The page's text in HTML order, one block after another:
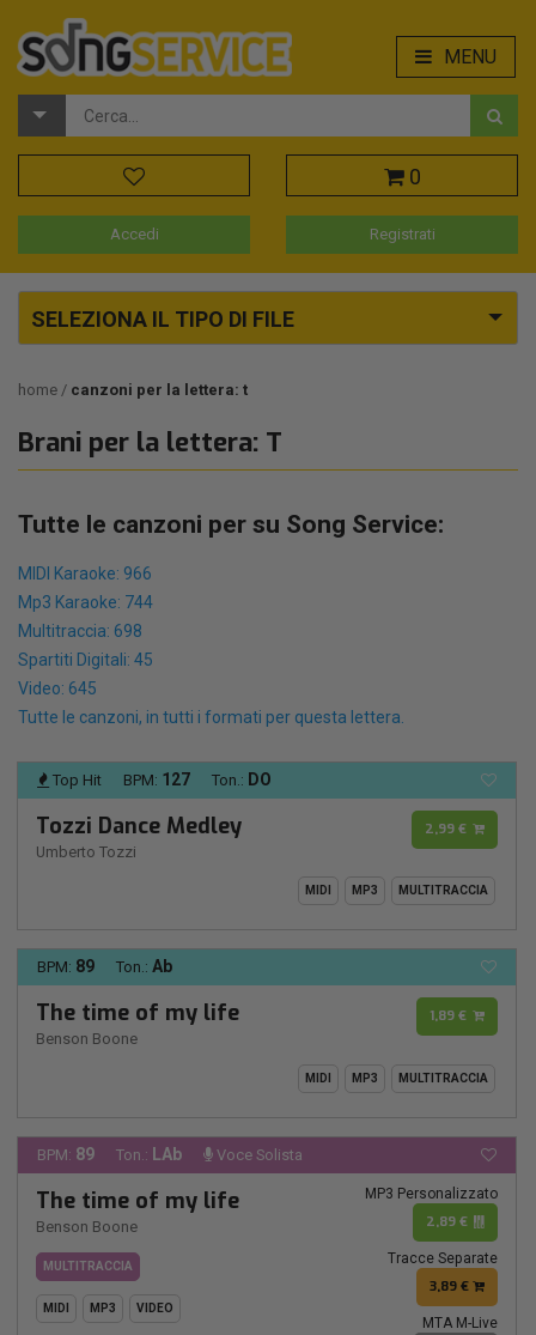
MENU
0
Accedi Registrati
SELEZIONA IL TIPO DI FILE
home canzoni per la lettera: t
Brani per la lettera: T
Tutte le canzoni per su Song Service:
MIDI Karaoke: 966
Mp3 Karaoke: 744
Multitraccia: 698
Spartiti Digitali: 45
Video: 645
Tutte le canzoni, in tutti i formati per questa lettera.
Top Hit BPM: 127 Ton.: DO
Tozzi Dance Medley
Umberto Tozzi
2,99 €
MIDI MP3 MULTITRACCIA
BPM: 89 Ton.: Ab
The time of my life
Benson Boone
1,89 €
MIDI MP3 MULTITRACCIA
BPM: 89 Ton.: LAb Voce Solista
The time of my life
Benson Boone
MULTITRACCIA
MIDI MP3 VIDEO
MP3 Personalizzato
2,89 €
Tracce Separate
3,89 €
MTA M-Live